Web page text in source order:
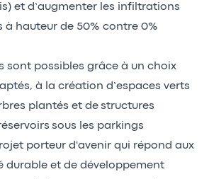
et d’augmenter les infiltrations
à hauteur de 50% contre 0%
sont possibles grâce à un choix
à la création d’espaces verts
plantés et de structures
sous les parkings
porteur d'avenir qui répond aux
durable et de développement